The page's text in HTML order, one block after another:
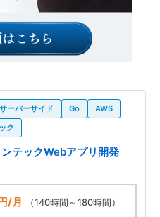
サーバーサイド Go
AWS
ク
テックWebアプリ開発
/月 （140時間～180時間）